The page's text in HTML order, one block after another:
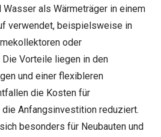
als Wärmeträger in einem
verwendet, beispielsweise in
oder
Vorteile liegen in den
und einer flexibleren
die Kosten für
die Anfangsinvestition reduziert.
besonders für Neubauten und